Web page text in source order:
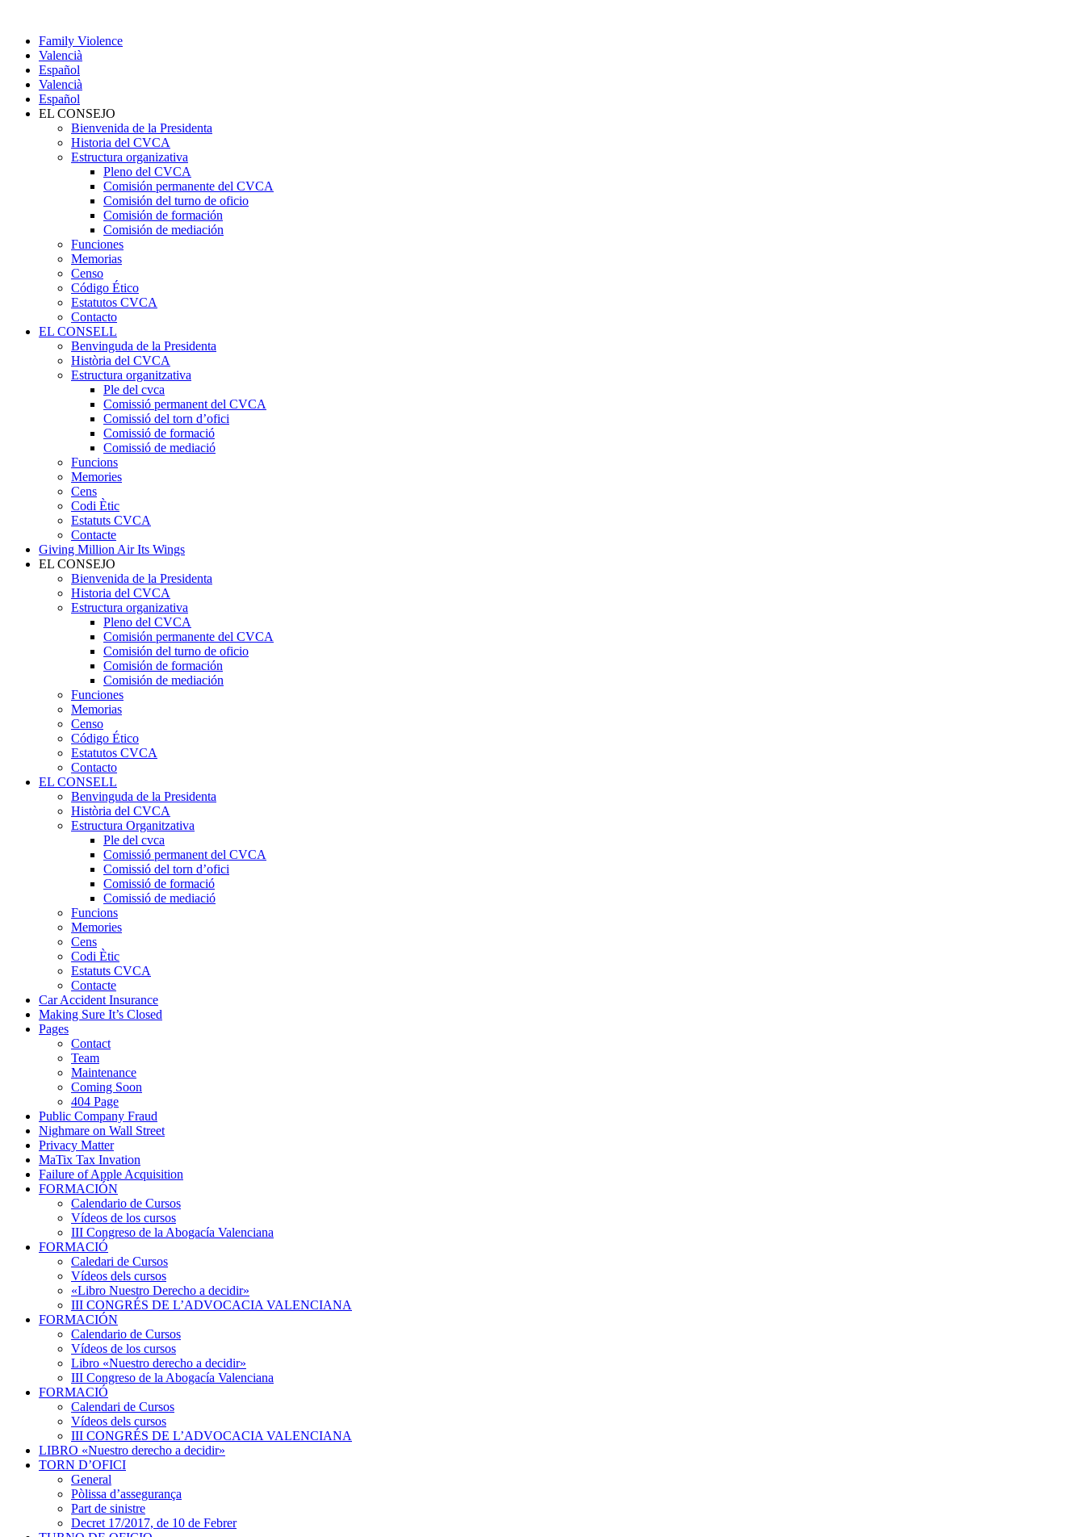
Family Violence
Valencià
Español
Valencià
Español
EL CONSEJO
Bienvenida de la Presidenta
Historia del CVCA
Estructura organizativa
Pleno del CVCA
Comisión permanente del CVCA
Comisión del turno de oficio
Comisión de formación
Comisión de mediación
Funciones
Memorias
Censo
Código Ético
Estatutos CVCA
Contacto
EL CONSELL
Benvinguda de la Presidenta
Història del CVCA
Estructura organitzativa
Ple del cvca
Comissió permanent del CVCA
Comissió del torn d’ofici
Comissió de formació
Comissió de mediació
Funcions
Memories
Cens
Codi Ètic
Estatuts CVCA
Contacte
Giving Million Air Its Wings
EL CONSEJO
Bienvenida de la Presidenta
Historia del CVCA
Estructura organizativa
Pleno del CVCA
Comisión permanente del CVCA
Comisión del turno de oficio
Comisión de formación
Comisión de mediación
Funciones
Memorias
Censo
Código Ético
Estatutos CVCA
Contacto
EL CONSELL
Benvinguda de la Presidenta
Història del CVCA
Estructura Organitzativa
Ple del cvca
Comissió permanent del CVCA
Comissió del torn d’ofici
Comissió de formació
Comissió de mediació
Funcions
Memories
Cens
Codi Ètic
Estatuts CVCA
Contacte
Car Accident Insurance
Making Sure It’s Closed
Pages
Contact
Team
Maintenance
Coming Soon
404 Page
Public Company Fraud
Nighmare on Wall Street
Privacy Matter
MaTix Tax Invation
Failure of Apple Acquisition
FORMACIÓN
Calendario de Cursos
Vídeos de los cursos
III Congreso de la Abogacía Valenciana
FORMACIÓ
Caledari de Cursos
Vídeos dels cursos
«Libro Nuestro Derecho a decidir»
III CONGRÉS DE L’ADVOCACIA VALENCIANA
FORMACIÓN
Calendario de Cursos
Vídeos de los cursos
Libro «Nuestro derecho a decidir»
III Congreso de la Abogacía Valenciana
FORMACIÓ
Calendari de Cursos
Vídeos dels cursos
III CONGRÉS DE L’ADVOCACIA VALENCIANA
LIBRO «Nuestro derecho a decidir»
TORN D’OFICI
General
Pòlissa d’assegurança
Part de sinistre
Decret 17/2017, de 10 de Febrer